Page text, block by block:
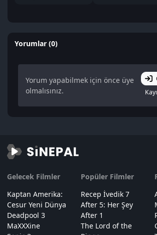
Yorumlar (0)
Yorum yapabilmek için önce üye
olmalısınız.
Gelecek Filmler
Kaptan Amerika:
Cesur Yeni Dünya
Deadpool 3
MaXXXine
Popüler Filmler
Recep İvedik 7
After 5: Her Şey
After 1
The Lord of the